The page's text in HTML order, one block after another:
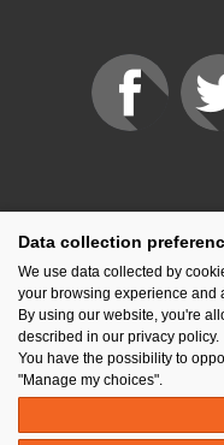
Financé par :
Espace presse Kit de
Data collection
We use data collected by
your browsing experience and
By using our website, you're
described in our privacy policy.
You have the possibility to
"Manage my choices".